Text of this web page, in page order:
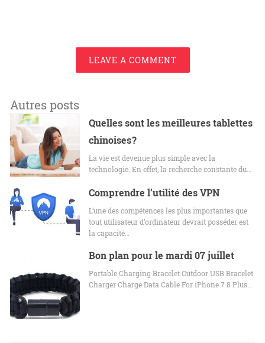
LEAVE A COMMENT
Autres posts
Quelles sont les meilleures tablettes
chinoises ?
La vie est devenue plus simple avec la
technologie. En effet, la recherche constante du…
Comprendre l’utilité des VPN
L’une des compétences les plus importantes que
tout utilisateur d’ordinateur devrait posséder est
la capacité…
Bon plan pour le mardi 07 juillet
Portable Charging Bracelet Outdoor USB Bracelet
Charger Charge Data Cable For iPhone 7 8 Plus…